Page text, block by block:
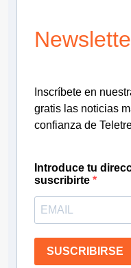
Inscríbete en
gratis las noticias
confianza de
Introduce tu
suscribirte
SUSCRIBIRSE